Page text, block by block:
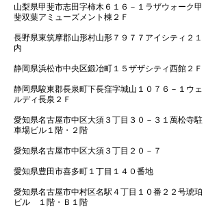
山梨県甲斐市志田字柿木６１６－１ラザウォーク甲
斐双葉アミューズメント棟２Ｆ
長野県東筑摩郡山形村山形７９７７アイシティ２１
内
静岡県浜松市中央区鍛冶町１５ザザシティ西館２Ｆ
静岡県駿東郡長泉町下長窪字城山１０７６－１ウェ
ルディ長泉２Ｆ
愛知県名古屋市中区大須３丁目３０－３１萬松寺駐
車場ビル１階・２階
愛知県名古屋市中区大須３丁目２０－７
愛知県豊田市喜多町１丁目１４０番地
愛知県名古屋市中村区名駅４丁目１０番２２号琥珀
ビル １階・Ｂ１階